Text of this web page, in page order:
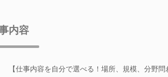
内容
【仕事内容を自分で選べる！場所、規模、分野